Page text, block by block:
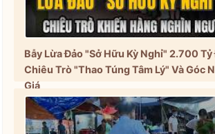
Bẫy Lừa Đảo "Sở Hữu Kỳ Nghỉ" 2.700
Chiêu Trò "Thao Túng Tâm Lý" Và Góc
Giá